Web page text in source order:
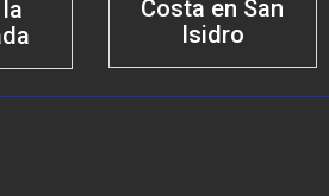
Costa en San
Isidro